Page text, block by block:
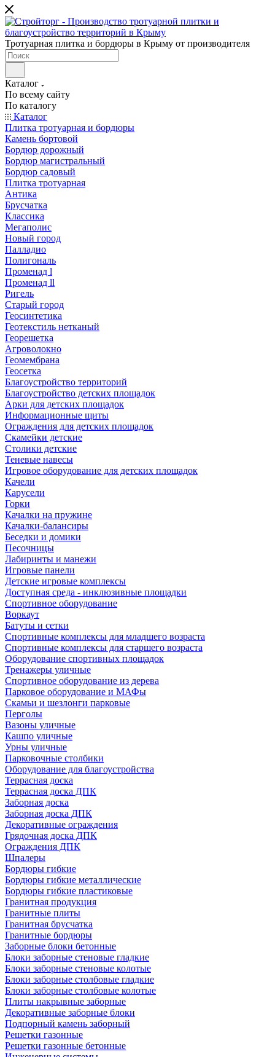
Тротуарная плитка и бордюры в Крыму от производителя
Каталог
По всему сайту
По каталогу
Каталог
Плитка тротуарная и бордюры
Камень бортовой
Бордюр дорожный
Бордюр магистральный
Бордюр садовый
Плитка тротуарная
Антика
Брусчатка
Классика
Мегаполис
Новый город
Палладио
Полигональ
Променад l
Променад ll
Ригель
Старый город
Геосинтетика
Геотекстиль нетканый
Георешетка
Агроволокно
Геомембрана
Геосетка
Благоустройство территорий
Благоустройство детских площадок
Арки для детских площадок
Информационные щиты
Ограждения для детских площадок
Скамейки детские
Столики детские
Теневые навесы
Игровое оборудование для детских площадок
Качели
Карусели
Горки
Качалки на пружине
Качалки-балансиры
Беседки и домики
Песочницы
Лабиринты и манежи
Игровые панели
Детские игровые комплексы
Доступная среда - инклюзивные площадки
Спортивное оборудование
Воркаут
Батуты и сетки
Спортивные комплексы для младшего возраста
Спортивные комплексы для старшего возраста
Оборудование спортивных площадок
Тренажеры уличные
Спортивное оборудование из дерева
Парковое оборудование и МАФы
Скамьи и шезлонги парковые
Перголы
Вазоны уличные
Кашпо уличные
Урны уличные
Парковочные столбики
Оборудование для благоустройства
Террасная доска
Террасная доска ДПК
Заборная доска
Заборная доска ДПК
Декоративные ограждения
Грядочная доска ДПК
Ограждения ДПК
Шпалеры
Бордюры гибкие
Бордюры гибкие металлические
Бордюры гибкие пластиковые
Гранитная продукция
Гранитные плиты
Гранитная брусчатка
Гранитные бордюры
Заборные блоки бетонные
Блоки заборные стеновые гладкие
Блоки заборные стеновые колотые
Блоки заборные столбовые гладкие
Блоки заборные столбовые колотые
Плиты накрывные заборные
Декоративные заборные блоки
Подпорный камень заборный
Решетки газонные
Решетки газонные бетонные